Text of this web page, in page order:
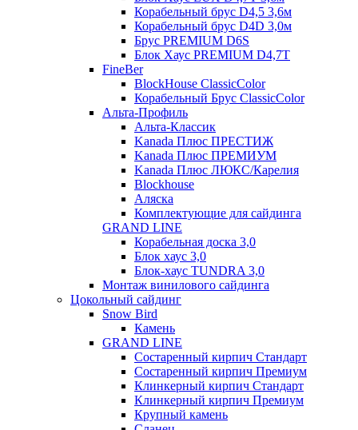
Корабельный брус D4,5 3,6м
Корабельный брус D4D 3,0м
Брус PREMIUM D6S
Блок Хаус PREMIUM D4,7T
FineBer
BlockHouse ClassicColor
Корабельный Брус ClassicColor
Альта-Профиль
Альта-Классик
Kanada Плюс ПРЕСТИЖ
Kanada Плюс ПРЕМИУМ
Kanada Плюс ЛЮКС/Карелия
Blockhouse
Аляска
Комплектующие для сайдинга
GRAND LINE
Корабельная доска 3,0
Блок хаус 3,0
Блок-хаус TUNDRA 3,0
Монтаж винилового сайдинга
Цокольный сайдинг
Snow Bird
Камень
GRAND LINE
Состаренный кирпич Стандарт
Состаренный кирпич Премиум
Клинкерный кирпич Стандарт
Клинкерный кирпич Премиум
Крупный камень